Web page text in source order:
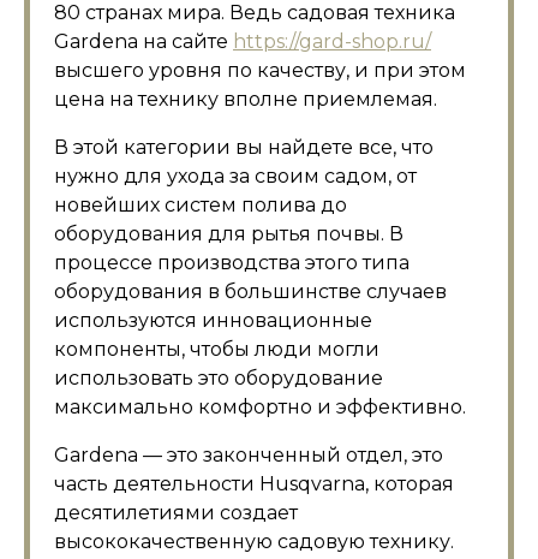
80 странах мира. Ведь садовая техника
Gardena на сайте https://gard-shop.ru/
высшего уровня по качеству, и при этом
цена на технику вполне приемлемая.
В этой категории вы найдете все, что
нужно для ухода за своим садом, от
новейших систем полива до
оборудования для рытья почвы. В
процессе производства этого типа
оборудования в большинстве случаев
используются инновационные
компоненты, чтобы люди могли
использовать это оборудование
максимально комфортно и эффективно.
Gardena — это законченный отдел, это
часть деятельности Husqvarna, которая
десятилетиями создает
высококачественную садовую технику.